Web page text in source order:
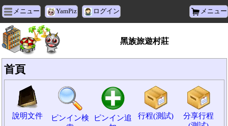
メニュー YamPiz ログイン メニュー
黑族旅遊村莊
首頁
說明文件
ピンイン検
ピンイン追
行程(測試)
分享行程